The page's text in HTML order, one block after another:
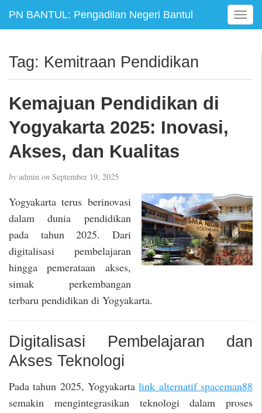
PN BANTUL: Pengadilan Negeri Bantul
T
o
e
o
n
Tag: Kemitraan Pendidikan
Kemajuan Pendidikan di
Yogyakarta 2025: Inovasi,
Akses, dan Kualitas
by admin on September 19, 2025
Yogyakarta terus berinovasi
dalam dunia pendidikan
pada tahun 2025. Dari
digitalisasi pembelajaran
hingga pemerataan akses,
simak perkembangan
terbaru pendidikan di Yogyakarta.
Digitalisasi Pembelajaran dan
Akses Teknologi
Pada tahun 2025, Yogyakartalink alternatif spaceman88
semakin mengintegrasikan teknologi dalam proses